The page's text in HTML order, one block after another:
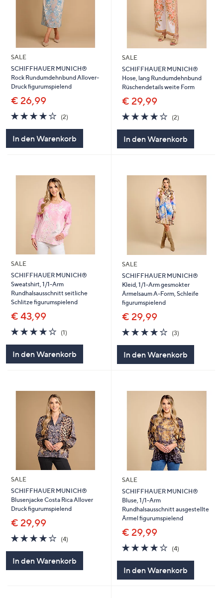
SALE
SCHIFFHAUER MUNICH®
Rock Rundumdehnbund Allover-
Druck figurumspielend
€ 26,99
4.0
von
(2)
In den Warenkorb
SALE
SCHIFFHAUER MUNICH®
Hose, lang Rundumdehnbund
Rüschendetails weite Form
€ 29,99
4.0
von
5
(2)
In den Warenkorb
SALE
SCHIFFHAUER MUNICH®
Sweatshirt, 1/1-Arm
Rundhalsausschnitt seitliche
Schlitze figurumspielend
€ 43,99
4.0
von
(1)
In den Warenkorb
SALE
SCHIFFHAUER MUNICH®
Kleid, 1/1-Arm gesmokter
Ärmelsaum A-Form, Schleife
figurumspielend
€ 29,99
4.0
von
5
(3)
In den Warenkorb
SALE
SCHIFFHAUER MUNICH®
Blusenjacke Costa Rica Allover
Druck figurumspielend
€ 29,99
3.8
von
(4)
In den Warenkorb
SALE
SCHIFFHAUER MUNICH®
Bluse, 1/1-Arm
Rundhalsausschnitt ausgestellte
Ärmel figurumspielend
€ 29,99
3.8
von
5
(4)
In den Warenkorb